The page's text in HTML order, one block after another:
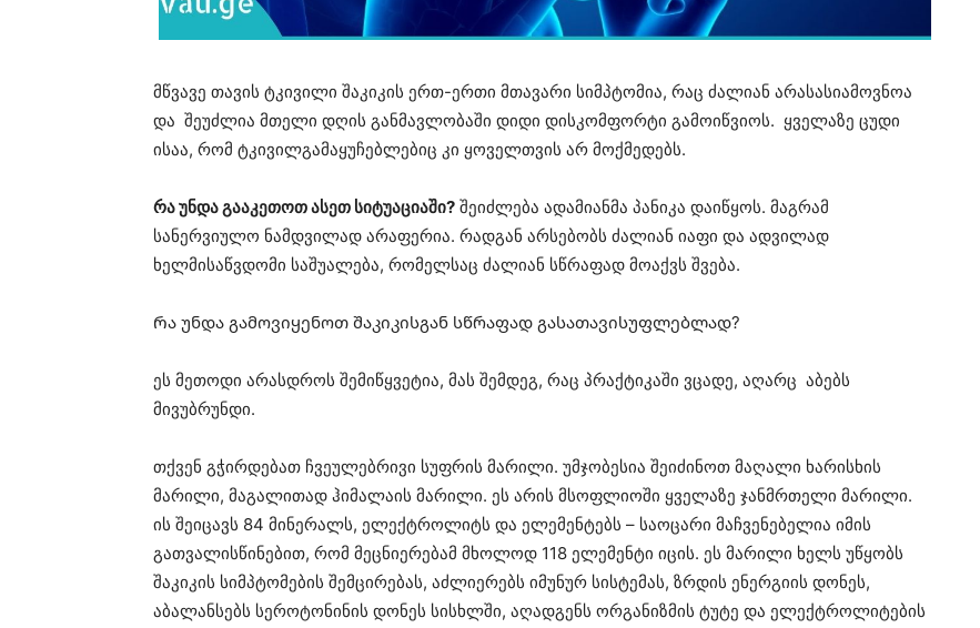
მწვავე თავის ტკივილი შაკიკის ერთ-ერთი მთავარი სიმპტომია, რაც ძალიან არასასიამოვნოა
და შეუძლია მთელი დღის განმავლობაში დიდი დისკომფორტი გამოიწვიოს. ყველაზე ცუდი
ისაა, რომ ტკივილგამაყუჩებლებიც კი ყოველთვის არ მოქმედებს.
რა უნდა გააკეთოთ ასეთ სიტუაციაში? შეიძლება ადამიანმა პანიკა დაიწყოს. მაგრამ
სანერვიულო ნამდვილად არაფერია. რადგან არსებობს ძალიან იაფი და ადვილად
ხელმისაწვდომი საშუალება, რომელსაც ძალიან სწრაფად მოაქვს შვება.
Რა უნდა გამოვიყენოთ შაკიკისგან სწრაფად გასათავისუფლებლად?
ეს მეთოდი არასდროს შემიწყვეტია, მას შემდეგ, რაც პრაქტიკაში ვცადე, აღარც აბებს
მივუბრუნდი.
თქვენ გჭირდებათ ჩვეულებრივი სუფრის მარილი. უმჯობესია შეიძინოთ მაღალი ხარისხის
მარილი, მაგალითად ჰიმალაის მარილი. ეს არის მსოფლიოში ყველაზე ჯანმრთელი მარილი.
ის შეიცავს 84 მინერალს, ელექტროლიტს და ელემენტებს – საოცარი მაჩვენებელია იმის
გათვალისწინებით, რომ მეცნიერებამ მხოლოდ 118 ელემენტი იცის. ეს მარილი ხელს უწყობს
შაკიკის სიმპტომების შემცირებას, აძლიერებს იმუნურ სისტემას, ზრდის ენერგიის დონეს,
აბალანსებს სეროტონინის დონეს სისხლში, აღადგენს ორგანიზმის ტუტე და ელექტროლიტების